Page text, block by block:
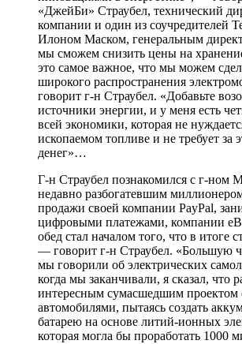
«ДжейБи» Страубел, технический
компании и один из соучредителей
Илоном Маском, генеральным
мы сможем снизить цены на
это самое важное, что мы можем
широкого распространения
говорит г-н Страубел. «Добавьте
источники энергии, и у меня есть
всей экономики, которая не
ископаемом топливе и не требует за
денег»…
Г-н Страубел познакомился с г-ном
недавно разбогатевшим
продажи своей компании PayPal,
цифровыми платежами, компании
обед стал началом того, что в итоге
— говорит г-н Страубел. «Большую
мы говорили об электрических
когда мы заканчивали, я сказал, что
интересным сумасшедшим проектом
автомобилями, пытаясь создать
батарею на основе литий-ионных
которая могла бы проработать 1000